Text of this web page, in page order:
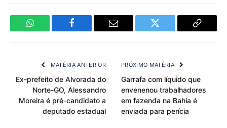
WhatsApp Facebook Email Twitter
Copy
MATÉRIA ANTERIOR
Ex-prefeito de Alvorada do
Norte-GO, Alessandro
Moreira é pré-candidato a
deputado estadual
PRÓXIMO MATÉRIA
Garrafa com líquido que
envenenou trabalhadores
em fazenda na Bahia é
enviada para perícia